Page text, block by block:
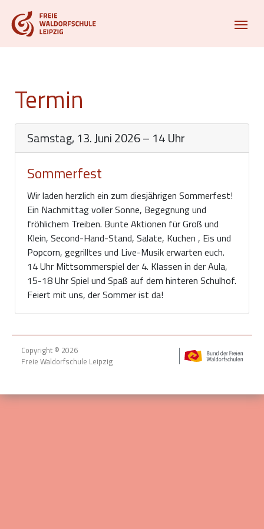
Termin
Samstag, 13. Juni 2026 – 14 Uhr
Sommerfest
Wir laden herzlich ein zum diesjährigen Sommerfest!
Ein Nachmittag voller Sonne, Begegnung und
fröhlichem Treiben. Bunte Aktionen für Groß und
Klein, Second-Hand-Stand, Salate, Kuchen , Eis und
Popcorn, gegrilltes und Live-Musik erwarten euch.
14 Uhr Mittsommerspiel der 4. Klassen in der Aula,
15-18 Uhr Spiel und Spaß auf dem hinteren Schulhof.
Feiert mit uns, der Sommer ist da!
Copyright © 2026
Freie Waldorfschule Leipzig